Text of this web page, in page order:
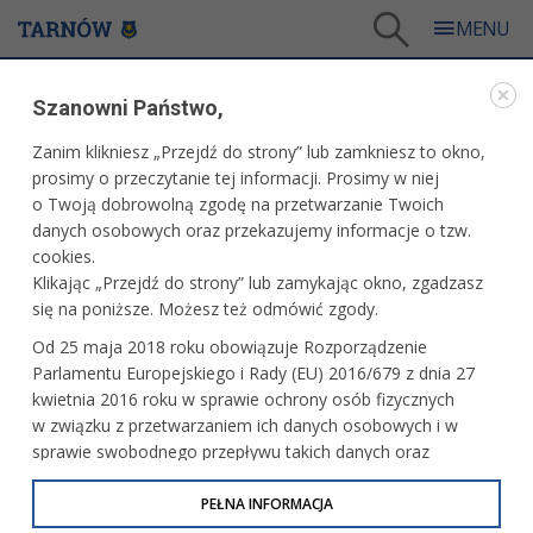
Inauguracja I Letnich Igrzysk stowarzyszenia "Siódemka"
WARTO ZOBACZYĆ
INAUGURACJA I LETNICH IGRZYSK
STOWARZYSZENIA "SIÓDEMKA"
23 września 2010 r.fot. Paweł Topolski
Szanowni Państwo,
Zanim klikniesz „Przejdź do strony” lub zamkniesz to okno,
prosimy o przeczytanie tej informacji. Prosimy w niej
o Twoją dobrowolną zgodę na przetwarzanie Twoich
danych osobowych oraz przekazujemy informacje o tzw.
cookies.
Klikając „Przejdź do strony” lub zamykając okno, zgadzasz
się na poniższe. Możesz też odmówić zgody.
Od 25 maja 2018 roku obowiązuje Rozporządzenie
Parlamentu Europejskiego i Rady (EU) 2016/679 z dnia 27
kwietnia 2016 roku w sprawie ochrony osób fizycznych
w związku z przetwarzaniem ich danych osobowych i w
sprawie swobodnego przepływu takich danych oraz
uchylenia dyrektywy 95/46/WE (określane jako RODO, GDPR
lub Ogólne Rozporządzenie o Ochronie Danych
PEŁNA INFORMACJA